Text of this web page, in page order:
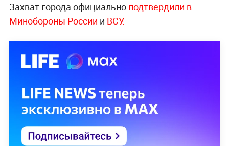
Захват города официально подтвердили в
Минобороны России и ВСУ.